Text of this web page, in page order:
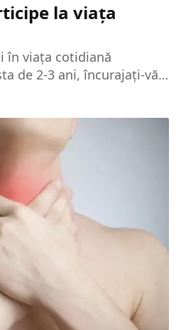
la viața
în viața cotidiană
de 2-3 ani, încurajați-vă
autonomie. Importanța
fiecare dată când
arătați-i limitele și
într-o "maimuță
prin joc și implicați-l în
de zi cu zi. Beneficiile
cotidiene Prin